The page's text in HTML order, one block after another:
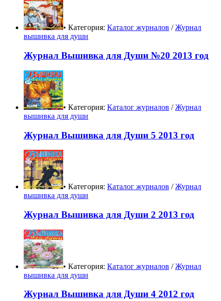
• Категория: Каталог журналов /Журнал
вышивка для души
Журнал Вышивка для Души №20 2013 год
• Категория: Каталог журналов /Журнал
вышивка для души
Журнал Вышивка для Души 5 2013 год
• Категория: Каталог журналов /Журнал
вышивка для души
Журнал Вышивка для Души 2 2013 год
• Категория: Каталог журналов /Журнал
вышивка для души
Журнал Вышивка для Души 4 2012 год